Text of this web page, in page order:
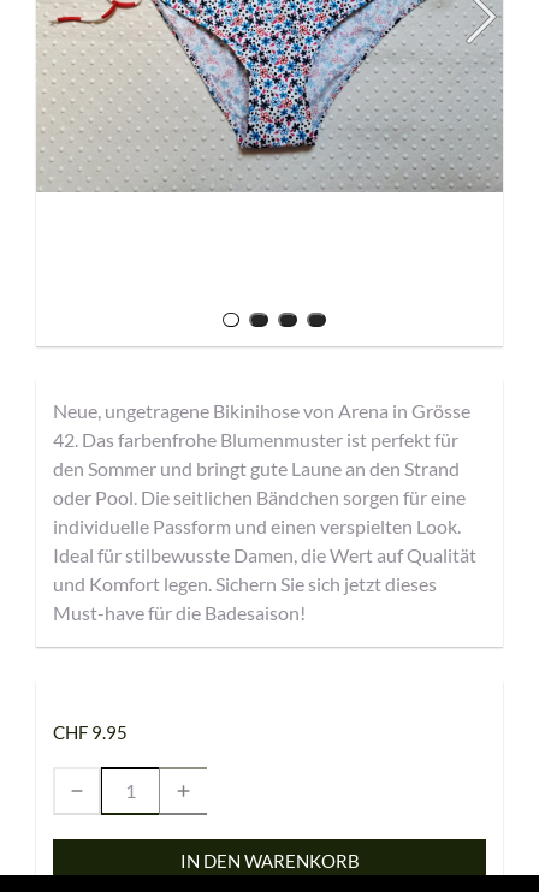
Neue, ungetragene Bikinihose von Arena in Grösse
42. Das farbenfrohe Blumenmuster ist perfekt für
den Sommer und bringt gute Laune an den Strand
oder Pool. Die seitlichen Bändchen sorgen für eine
individuelle Passform und einen verspielten Look.
Ideal für stilbewusste Damen, die Wert auf Qualität
und Komfort legen. Sichern Sie sich jetzt dieses
Must-have für die Badesaison!
CHF 9.95
IN DEN WARENKORB